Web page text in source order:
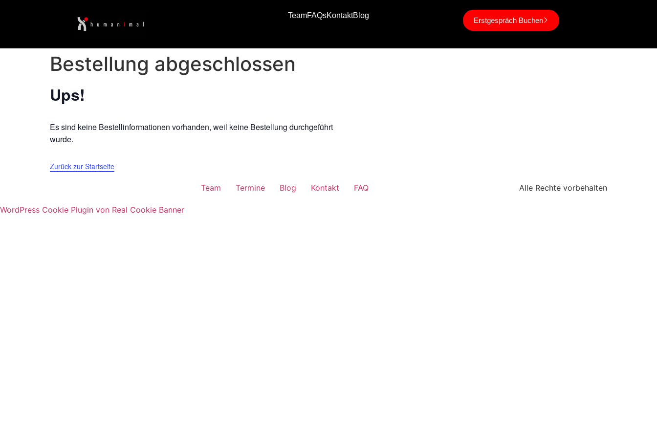
TeamFAQsKontaktBlog
Erstgespräch Buchen
Bestellung abgeschlossen
Ups!
Es sind keine Bestellinformationen vorhanden, weil keine Bestellung durchgeführt
wurde.
Zurück zur Startseite
Team Termine Blog Kontakt FAQ Alle Rechte vorbehalten
WordPress Cookie Plugin von Real Cookie Banner